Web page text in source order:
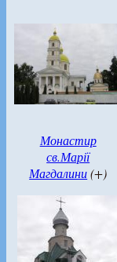
Монастир
св.Марії
Магдалини(+)